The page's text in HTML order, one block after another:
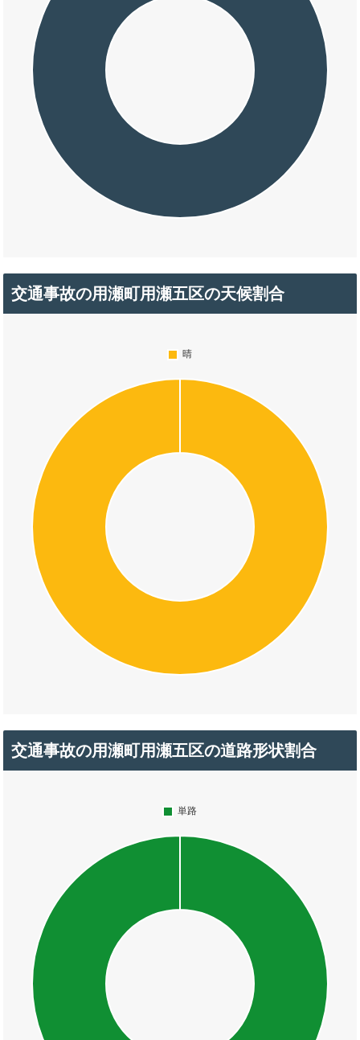
交通事故の用瀬町用瀬五区の天候割合
交通事故の用瀬町用瀬五区の道路形状割合